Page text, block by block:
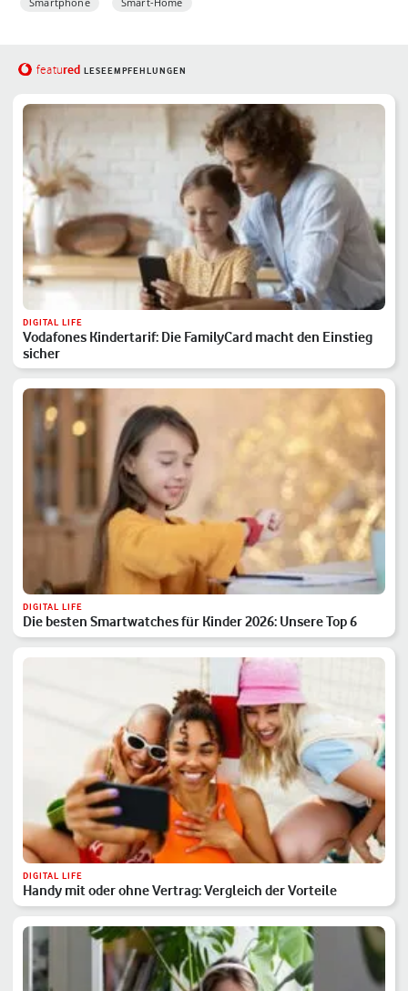
featured LESEEMPFEHLUNGEN
DIGITAL LIFE
Vodafones Kindertarif: Die FamilyCard macht den Einstieg
sicher
DIGITAL LIFE
Die besten Smartwatches für Kinder 2026: Unsere Top 6
DIGITAL LIFE
Handy mit oder ohne Vertrag: Vergleich der Vorteile